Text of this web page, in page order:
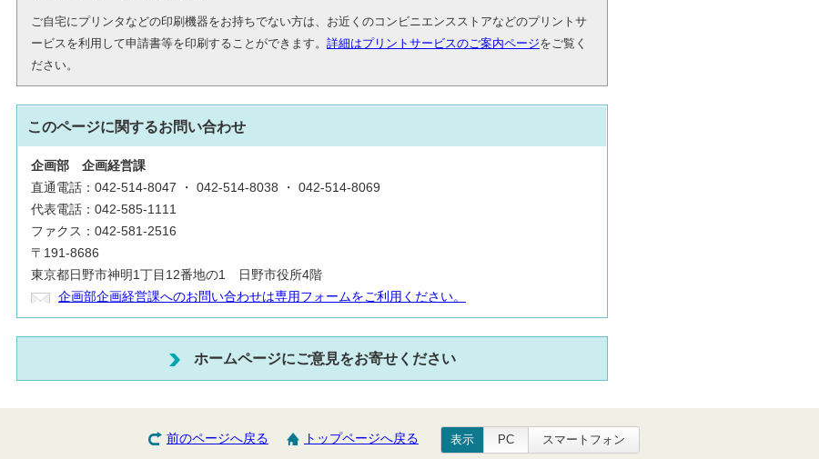
ご自宅にプリンタなどの印刷機器をお持ちでない方は、お近くのコンビニエンスストアなどのプリントサ
ービスを利用して申請書等を印刷することができます。 詳細はプリントサービスのご案内ページをご覧く
ださい。
このページに関するお問い合わせ
企画部 企画経営課
直通電話：042-514-8047 ・ 042-514-8038 ・ 042-514-8069
代表電話：042-585-1111
ファクス：042-581-2516
〒191-8686
東京都日野市神明1丁目12番地の1 日野市役所4階
企画部企画経営課へのお問い合わせは専用フォームをご利用ください。
ホームページにご意見をお寄せください
前のページへ戻る トップページへ戻る 表示 PC スマートフォン